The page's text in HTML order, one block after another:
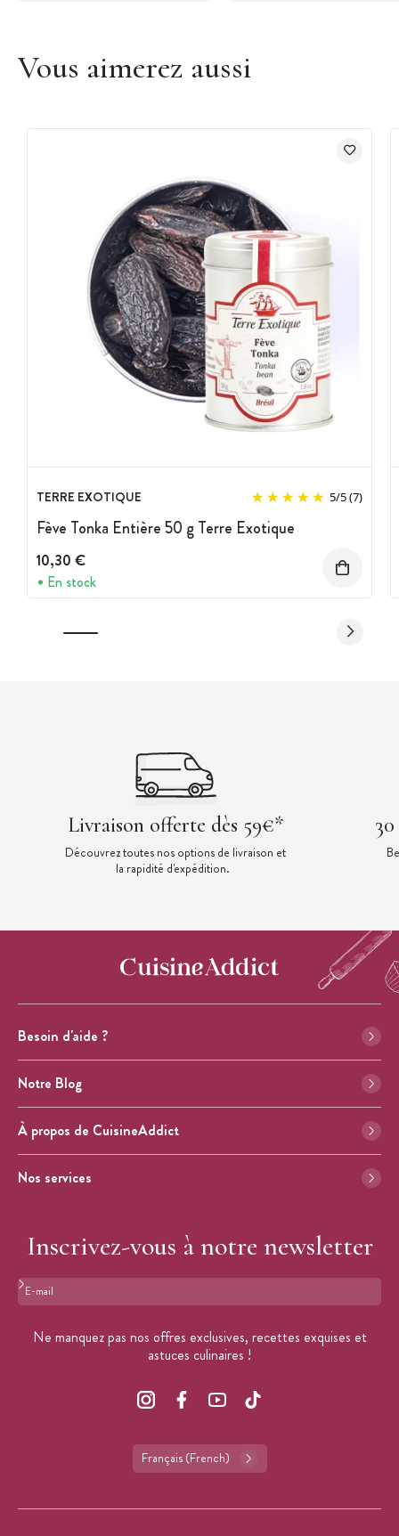
Vous aimerez aussi
TERRE EXOTIQUE 5/5(7)
Fève Tonka Entière 50 g Terre Exotique
10,30 €
En stock
Livraison offerte dès 59€*
Découvrez toutes nos options de livraison et
la rapidité d'expédition.
Besoin d'aide ?
Notre Blog
À propos de CuisineAddict
Nos services
Inscrivez-vous à notre newsletter
Format : adresse@email.com
Ne manquez pas nos offres exclusives, recettes exquises et
astuces culinaires !
Français (French)